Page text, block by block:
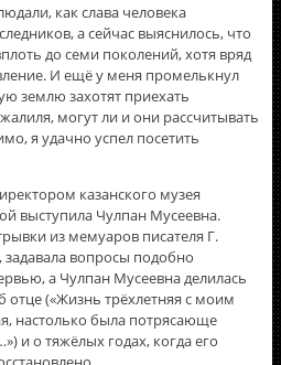
как слава человека
а сейчас выяснилось, что
до семи поколений, хотя вряд
И ещё у меня промелькнул
землю захотят приехать
могут ли и они рассчитывать
я удачно успел посетить
казанского музея
выступила Чулпан Мусеевна.
из мемуаров писателя Г.
вопросы подобно
а Чулпан Мусеевна делилась
(«Жизнь трëхлетняя с моим
настолько была потрясающе
и о тяжёлых годах, когда его